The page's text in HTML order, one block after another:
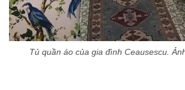
Tủ quần áo của gia đình Ceausescu.